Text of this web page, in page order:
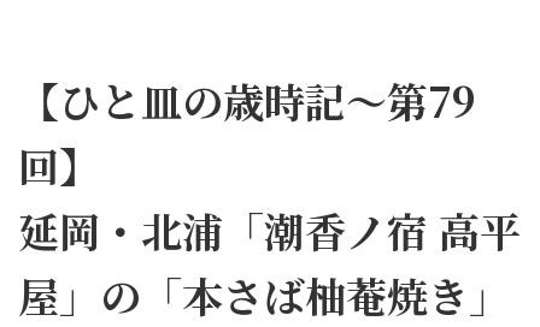
【ひと皿の歳時記～第79
回】
延岡・北浦「潮香ノ宿 高平
屋」の「本さば柚菴焼き」